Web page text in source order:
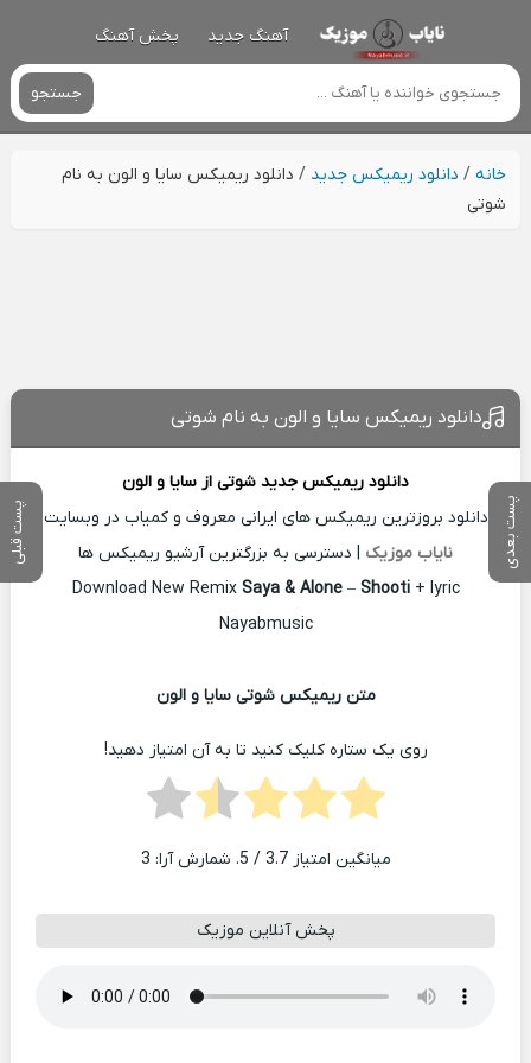
آهنگ جدید پخش آهنگ
جستجو
خانه/ دانلود ریمیکس جدید / دانلود ریمیکس سایا و الون به نام
شوتی
پست بعدی پست قبلی
دانلود ریمیکس سایا و الون به نام شوتی
دانلود ریمیکس جدید شوتی از سایا و الون
دانلود بروزترین ریمیکس های ایرانی معروف و کمیاب در وبسایت
نایاب موزیک | دسترسی به بزرگترین آرشیو ریمیکس ها
Download New Remix Saya & Alone– Shooti+ lyric
Nayabmusic
متن ریمیکس شوتی سایا و الون
روی یک ستاره کلیک کنید تا به آن امتیاز دهید!
میانگین امتیاز3.7 / 5. شمارش آرا: 3
پخش آنلاین موزیک